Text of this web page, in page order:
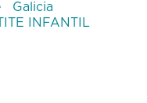
Galicia
INFANTIL